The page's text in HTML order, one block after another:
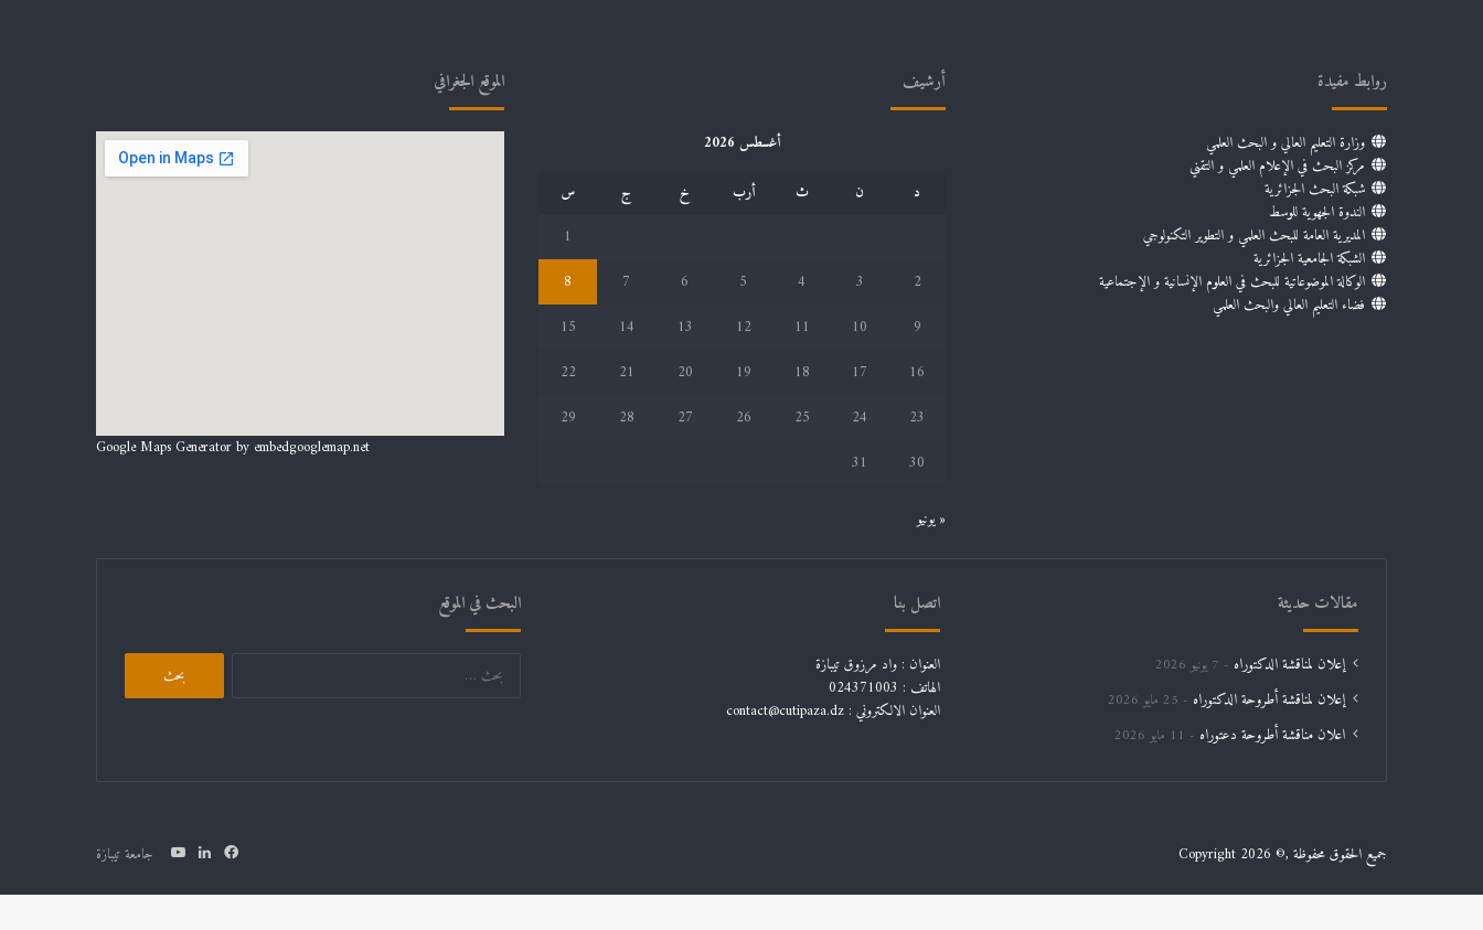
روابط مفيدة
وزارة التعليم العالي و البحث العلمي
مركز البحث في الإعلام العلمي و التقني
شبكة البحث الجزائرية
الندوة الجهوية للوسط
المديرية العامة للبحث العلمي و التطوير التكنولوجي
الشبكة الجامعية الجزائرية
الوكالة الموضوعاتية للبحث في العلوم الإنسانية و الإجتماعية
فضاء التعليم العالي والبحث العلمي
أرشيف
أغسطس 2026
د
ن ث أرب خ ج
س
1
2
3
4
5
6
7
8
9
10
11
12
13
14
15
16
17
18
19
20
21
22
23
24
25
26
27
28
29
30
31
« يونيو
الموقع الجغرافي
Google Maps Generator by embedgooglemap.net
مقالات حديثة
إعلان لمناقشة الدكتوراه 7 يونيو 2026
إعلان لمناقشة أطروحة الدكتوراه 25 مايو 2026
اعلان مناقشة أطروحة دعتوراه 11 مايو 2026
اتصل بنا
العنوان : واد مرزوق تيبازة
الهاتف : 024371003
العنوان الالكتروني : contact@cutipaza.dz
البحث في الموقع
البحث
جميع الحقوق محفوظة ,© Copyright 2026 جامعة تيبازة فيسبوكلينكدإنيوتيوب